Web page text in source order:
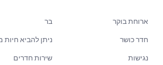
ארוחת בוקר בר
חדר כושר ניתן להביא
נגישות שירות חדרים